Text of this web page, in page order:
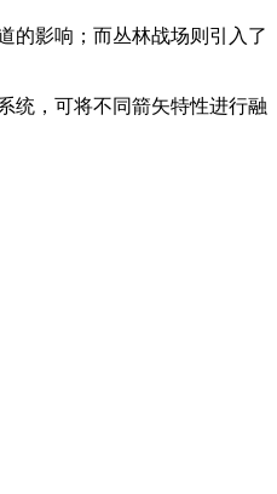
的影响；而丛林战场则引入了
统，可将不同箭矢特性进行融